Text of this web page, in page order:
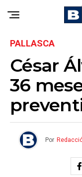
PALLASCA
César
36
Por